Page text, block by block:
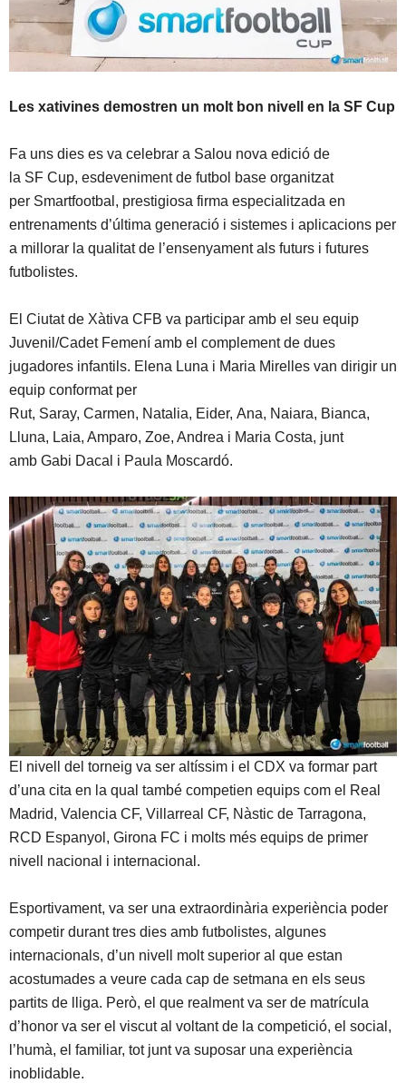
Les xativines demostren un molt bon nivell en la SF Cup
Fa uns dies es va celebrar a Salou nova edició de
la SF Cup, esdeveniment de futbol base organitzat
per Smartfootbal, prestigiosa firma especialitzada en
entrenaments d’última generació i sistemes i aplicacions per
a millorar la qualitat de l’ensenyament als futurs i futures
futbolistes.
El Ciutat de Xàtiva CFB va participar amb el seu equip
Juvenil/Cadet Femení amb el complement de dues
jugadores infantils. Elena Luna i Maria Mirelles van dirigir un
equip conformat per
Rut, Saray, Carmen, Natalia, Eider, Ana, Naiara, Bianca,
Lluna, Laia, Amparo, Zoe, Andrea i Maria Costa, junt
amb Gabi Dacal i Paula Moscardó.
El nivell del torneig va ser altíssim i el CDX va formar part
d’una cita en la qual també competien equips com el Real
Madrid, Valencia CF, Villarreal CF, Nàstic de Tarragona,
RCD Espanyol, Girona FC i molts més equips de primer
nivell nacional i internacional.
Esportivament, va ser una extraordinària experiència poder
competir durant tres dies amb futbolistes, algunes
internacionals, d’un nivell molt superior al que estan
acostumades a veure cada cap de setmana en els seus
partits de lliga. Però, el que realment va ser de matrícula
d’honor va ser el viscut al voltant de la competició, el social,
l’humà, el familiar, tot junt va suposar una experiència
inoblidable.